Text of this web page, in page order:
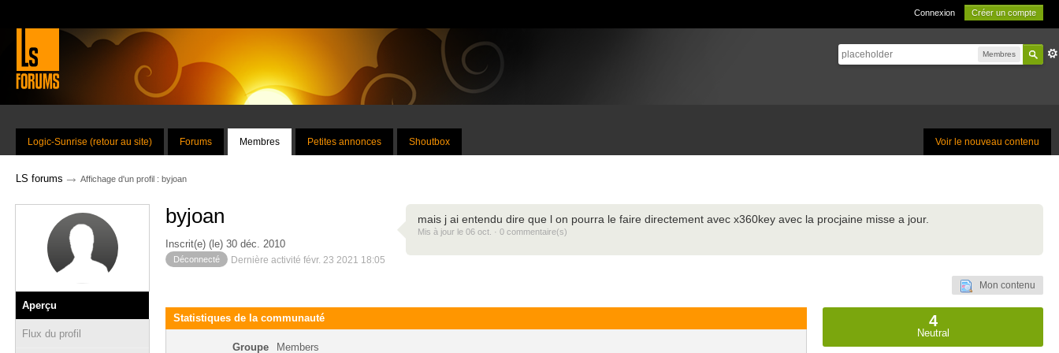
Connexion Créer un compte
Membres
Voir le nouveau contenu
Logic-Sunrise (retour au site) Forums Membres Petites annonces Shoutbox
LS forums → Affichage d'un profil : byjoan
Aperçu
Flux du profil
byjoan
Inscrit(e) (le) 30 déc. 2010
Déconnecté Dernière activité févr. 23 2021 18:05
mais j ai entendu dire que l on pourra le faire directement avec x360key avec la procjaine misse a jour.
Mis à jour le 06 oct. · 0 commentaire(s)
Mon contenu
Statistiques de la communauté
Groupe Members
4
Neutral